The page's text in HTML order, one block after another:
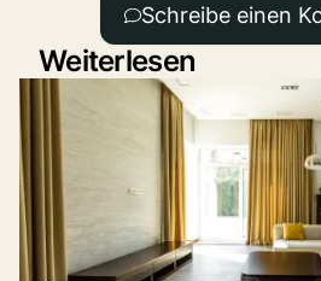
Schreibe einen
Weiterlesen